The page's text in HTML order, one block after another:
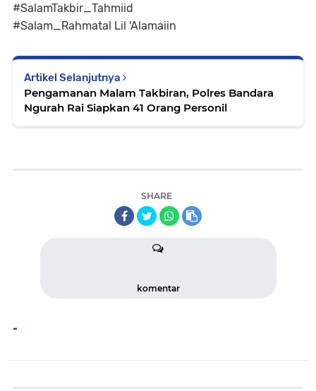
#SalamTakbir_Tahmiid
#Salam_Rahmatal Lil 'Alamaiin
Artikel Selanjutnya
Pengamanan Malam Takbiran, Polres Bandara
Ngurah Rai Siapkan 41 Orang Personil
SHARE
komentar
-